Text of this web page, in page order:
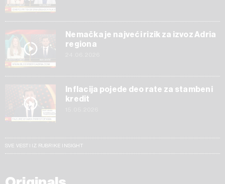
Nemačka je najveći rizik za izvoz Adria
regiona
Inflacija pojede deo rate za stambeni
kredit
SVE VESTI IZ RUBRIKE INSIGHT